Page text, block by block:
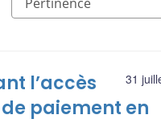
31
l’accès
paiement en